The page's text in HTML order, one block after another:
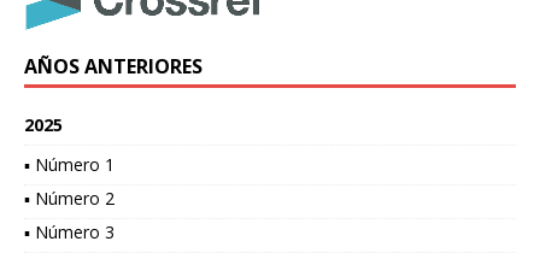
AÑOS ANTERIORES
2025
▪ Número 1
▪ Número 2
▪ Número 3